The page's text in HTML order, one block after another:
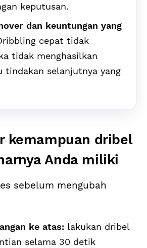
keputusan.
dan keuntungan yang
cepat tidak
tidak menghasilkan
tindakan selanjutnya yang
kemampuan dribel
Anda miliki
sebelum mengubah
ke atas:lakukan dribel
selama 30 detik